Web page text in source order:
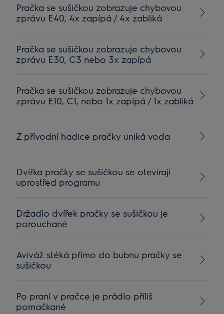
Pračka se sušičkou zobrazuje chybovou
zprávu E40, 4x zapípá / 4x zabliká
Pračka se sušičkou zobrazuje chybovou
zprávu E30, C3 nebo 3x zapípá
Pračka se sušičkou zobrazuje chybovou
zprávu E10, C1, nebo 1x zapípá / 1x zabliká
Z přívodní hadice pračky uniká voda
Dvířka pračky se sušičkou se otevírají
uprostřed programu
Držadlo dvířek pračky se sušičkou je
porouchané
Aviváž stéká přímo do bubnu pračky se
sušičkou
Po praní v pračce je prádlo příliš
pomačkané